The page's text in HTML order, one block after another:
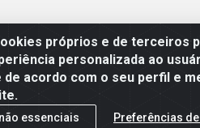
próprios e de terceiros
personalizada ao
de acordo com o seu perfil e
essenciais Preferências
Polybalas - Rua João Miguel